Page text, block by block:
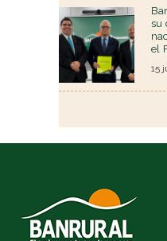
su
el
15